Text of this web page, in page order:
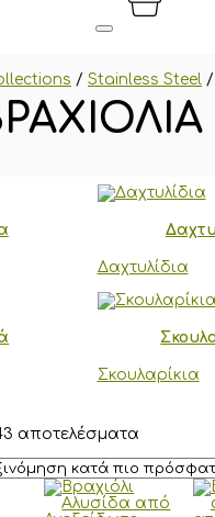
/ Stainless Steel /
Δαχτυλίδια
Σκουλαρίκια
αποτελέσματα
latest